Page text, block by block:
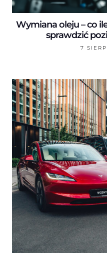
Wymiana oleju – co
sprawdzić
7